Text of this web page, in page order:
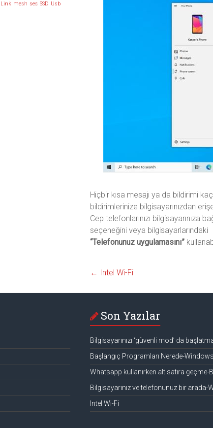
Hiçbir kısa mesajı ya da bildirimi
bildirimlerinize bilgisayarınızdan
Cep telefonlarınızı bilgisayarınıza
seçeneğini veya bilgisayarlarındaki
“Telefonunuz uygulamasını”
← Intel Wi-Fi
Link mesh ses SSD Usb
Son Yazılar
Bilgisayarınızı ‘güvenli mod’ da
Başlangıç Programları Nerede-
Whatsapp kullanırken alt satıra geçme-
Bilgisayarınız ve telefonunuz bir arada-
Intel Wi-Fi